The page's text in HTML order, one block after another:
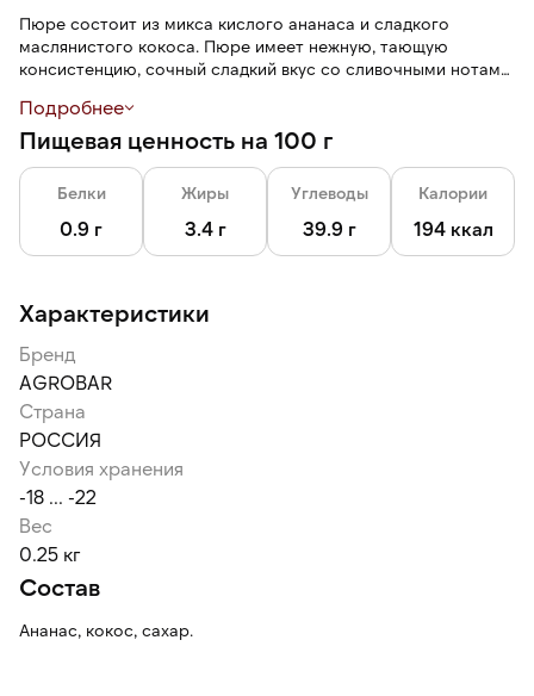
Пюре состоит из микса кислого ананаса и сладкого
маслянистого кокоса. Пюре имеет нежную, тающую
консистенцию, сочный сладкий вкус со сливочными нотами
Пюре используется для приготовления холодных и горячих
напитков, соусов, маринадов, кремов, муссов и десертов.
Подробнее
Пищевая ценность на 100 г
Белки
0.9 г
Жиры
3.4 г
Углеводы
39.9 г
Калории
194 ккал
Характеристики
Бренд
AGROBAR
Страна
РОССИЯ
Условия хранения
-18 ... -22
Вес
0.25 кг
Состав
Ананас, кокос, сахар.